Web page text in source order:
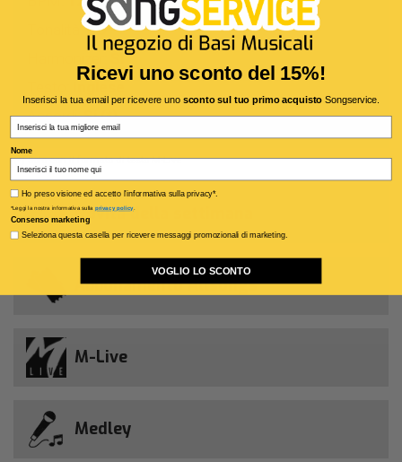
Tonalità:DO -
Accordi:Si (*)
(*) Solo con il formato di testo M-Live
Novità della settimana
Abbonamento Allsongs
M-Live
Medley
Ricevi uno sconto del 15%!
Inserisci la tua email per ricevere uno sconto sul tuo primo acquistoSongservice.
Nome
Privacy policy
Ho preso visione ed accetto l'informativa sulla privacy*.
*Leggi la nostra informativa sulla privacy policy.
Consenso marketing
Seleziona questa casella per ricevere messaggi promozionali di marketing.
VOGLIO LO SCONTO